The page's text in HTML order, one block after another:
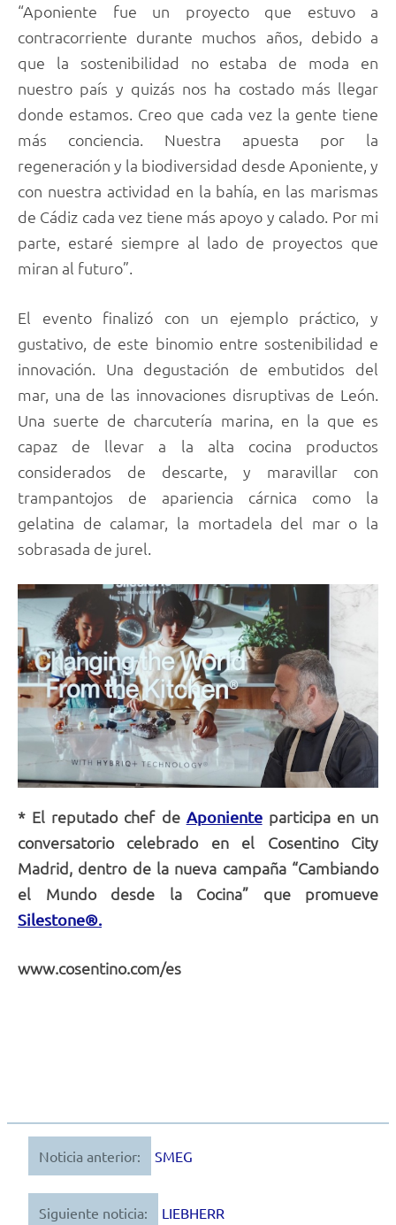
“Aponiente fue un proyecto que estuvo a
contracorriente durante muchos años, debido a
que la sostenibilidad no estaba de moda en
nuestro país y quizás nos ha costado más llegar
donde estamos. Creo que cada vez la gente tiene
más conciencia. Nuestra apuesta por la
regeneración y la biodiversidad desde Aponiente, y
con nuestra actividad en la bahía, en las marismas
de Cádiz cada vez tiene más apoyo y calado. Por mi
parte, estaré siempre al lado de proyectos que
miran al futuro”.
El evento finalizó con un ejemplo práctico, y
gustativo, de este binomio entre sostenibilidad e
innovación. Una degustación de embutidos del
mar, una de las innovaciones disruptivas de León.
Una suerte de charcutería marina, en la que es
capaz de llevar a la alta cocina productos
considerados de descarte, y maravillar con
trampantojos de apariencia cárnica como la
gelatina de calamar, la mortadela del mar o la
sobrasada de jurel.
* El reputado chef de Aponienteparticipa en un
conversatorio celebrado en el Cosentino City
Madrid, dentro de la nueva campaña “Cambiando
el Mundo desde la Cocina” que promueve
Silestone®.
www.cosentino.com/es
Navegación
de
Noticia anterior: SMEG
Siguiente noticia: LIEBHERR